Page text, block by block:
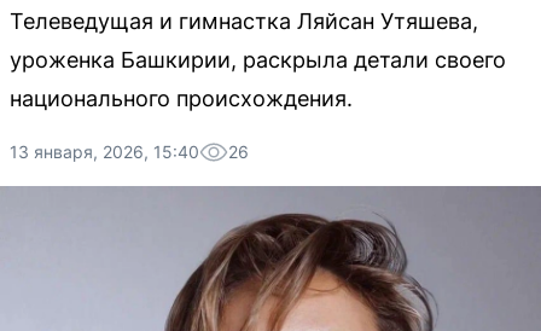
Телеведущая и гимнастка Ляйсан Утяшева,
уроженка Башкирии, раскрыла детали своего
национального происхождения.
13 января, 2026, 15:40 26